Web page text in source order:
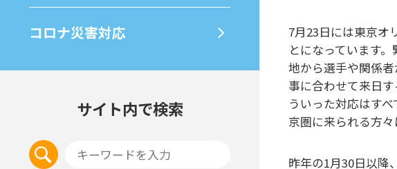
7月23日には東京オ
とになっています
地から選手や関係
事に合わせて来日
ういった対応はす
京圏に来られる方
昨年の1月30日以降
コロナ災害対応
サイト内で検索